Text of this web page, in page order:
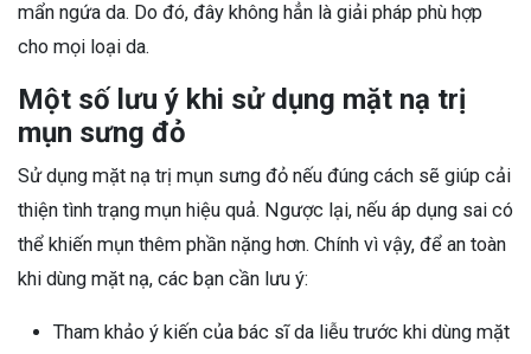
mẩn ngứa da. Do đó, đây không hẳn là giải pháp phù hợp
cho mọi loại da.
Một số lưu ý khi sử dụng mặt nạ trị
mụn sưng đỏ
Sử dụng mặt nạ trị mụn sưng đỏ nếu đúng cách sẽ giúp cải
thiện tình trạng mụn hiệu quả. Ngược lại, nếu áp dụng sai có
thể khiến mụn thêm phần nặng hơn. Chính vì vậy, để an toàn
khi dùng mặt nạ, các bạn cần lưu ý:
Tham khảo ý kiến của bác sĩ da liễu trước khi dùng mặt